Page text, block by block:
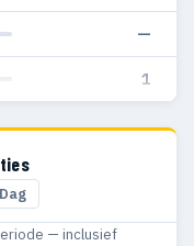
—
1
Dag
— inclusief